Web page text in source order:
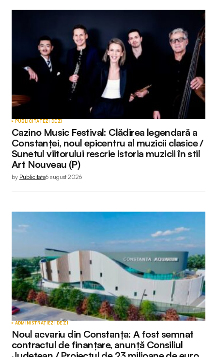
PUBLICITATEZI DE ZI
Cazino Music Festival: Clădirea legendară a
Constanței, noul epicentru al muzicii clasice /
Sunetul viitorului rescrie istoria muzicii în stil
Art Nouveau (P)
by Publicitate6 august 2026
ADMINISTRAȚIEZI DE ZI
Noul acvariu din Constanța: A fost semnat
contractul de finanțare, anunță Consiliul